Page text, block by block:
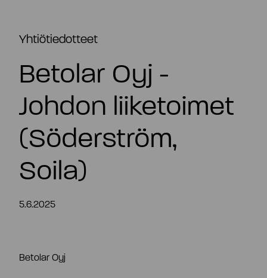
YRITYS
SIJOITTAJILLE
Ota yhteyttä
FI
Yhtiötiedotteet
Betolar Oyj -
Johdon liiketoimet
(Söderström,
Soila)
5.6.2025
Betolar Oyj